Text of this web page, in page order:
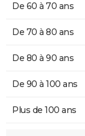
De 60 à 70 ans
De 70 à 80 ans
De 80 à 90 ans
De 90 à 100 ans
Plus de 100 ans